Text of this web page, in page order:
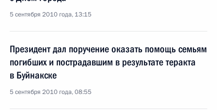
5 сентября 2010 года, 13:15
Президент дал поручение оказать помощь семьям
погибших и пострадавшим в результате теракта
в Буйнакске
5 сентября 2010 года, 08:55